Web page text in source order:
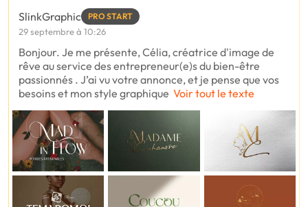
SlinkGraphic PRO START
29 septembre à 10:26
Bonjour. Je me présente, Célia, créatrice d'image de
rêve au service des entrepreneur(e)s du bien-être
passionnés . J’ai vu votre annonce, et je pense que vos
besoins et mon style graphique Voir tout le texte